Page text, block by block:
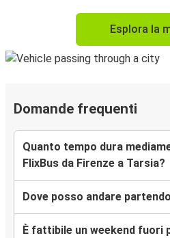
Esplora la
Domande frequenti
Quanto tempo dura
FlixBus da Firenze a Tarsia?
Dove posso andare
È fattibile un weekend fuori